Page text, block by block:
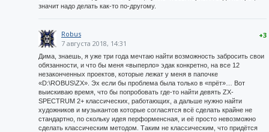
значит надо делать как-то по-другому.
+3
Robus
7 августа 2018, 14:31
Дима, знаешь, я уже три года мечтаю найти возможность забросить свои
обязанности, и что бы меня «выперло» эдак конкретно, на все 12
незаконченных проектов, которые лежат у меня в папочке
«D:\ROBUS\ZX». Эх если бы проблема была только в «прёт»… Вот
выискиваю время, что бы попробовать где-то найти девять ZX-
SPECTRUM 2+ классических, работающих, а дальше нужно найти
художников и музыкантов которые согласятся всё сделать крайне не
стандартно, по скольку идея перформенсная, и её просто невозможно
сделать классическим методом. Таким не классическим, что придётся